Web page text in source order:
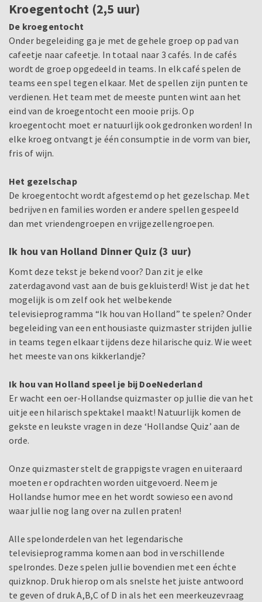
Kroegentocht (2,5 uur)
De kroegentocht
Onder begeleiding ga je met de gehele groep op pad van
cafeetje naar cafeetje. In totaal naar 3 cafés. In de cafés
wordt de groep opgedeeld in teams. In elk café spelen de
teams een spel tegen elkaar. Met de spellen zijn punten te
verdienen. Het team met de meeste punten wint aan het
eind van de kroegentocht een mooie prijs. Op
kroegentocht moet er natuurlijk ook gedronken worden! In
elke kroeg ontvangt je één consumptie in de vorm van bier,
fris of wijn.
Het gezelschap
De kroegentocht wordt afgestemd op het gezelschap. Met
bedrijven en families worden er andere spellen gespeeld
dan met vriendengroepen en vrijgezellengroepen.
Ik hou van Holland Dinner Quiz (3 uur)
Komt deze tekst je bekend voor? Dan zit je elke
zaterdagavond vast aan de buis gekluisterd! Wist je dat het
mogelijk is om zelf ook het welbekende
televisieprogramma “Ik hou van Holland” te spelen? Onder
begeleiding van een enthousiaste quizmaster strijden jullie
in teams tegen elkaar tijdens deze hilarische quiz. Wie weet
het meeste van ons kikkerlandje?
Ik hou van Holland speel je bij DoeNederland
Er wacht een oer-Hollandse quizmaster op jullie die van het
uitje een hilarisch spektakel maakt! Natuurlijk komen de
gekste en leukste vragen in deze ‘Hollandse Quiz’ aan de
orde.
Onze quizmaster stelt de grappigste vragen en uiteraard
moeten er opdrachten worden uitgevoerd. Neem je
Hollandse humor mee en het wordt sowieso een avond
waar jullie nog lang over na zullen praten!
Alle spelonderdelen van het legendarische
televisieprogramma komen aan bod in verschillende
spelrondes. Deze spelen jullie bovendien met een échte
quizknop. Druk hierop om als snelste het juiste antwoord
te geven of druk A,B,C of D in als het een meerkeuzevraag